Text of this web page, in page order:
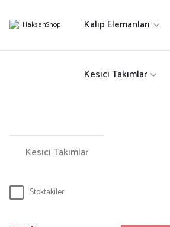
Kalıp Elemanları
Kesici Takımlar
Kesici Takımlar
Stoktakiler